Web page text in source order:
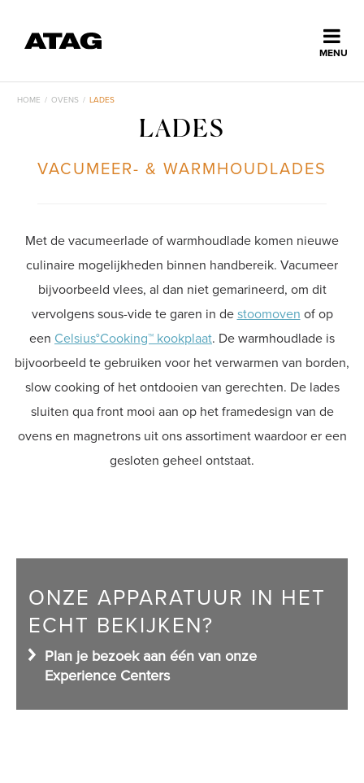
MENU
Ontdek ATAG
Inspiratie
Service
Shop
HOME / OVENS / LADES
LADES
VACUMEER- & WARMHOUDLADES
Met de vacumeerlade of warmhoudlade komen nieuwe
culinaire mogelijkheden binnen handbereik. Vacumeer
bijvoorbeeld vlees, al dan niet gemarineerd, om dit
vervolgens sous-vide te garen in de stoomoven of op
een Celsius°Cooking™ kookplaat. De warmhoudlade is
bijvoorbeeld te gebruiken voor het verwarmen van borden,
slow cooking of het ontdooien van gerechten. De lades
sluiten qua front mooi aan op het framedesign van de
ovens en magnetrons uit ons assortiment waardoor er een
gesloten geheel ontstaat.
ONZE APPARATUUR IN HET
ECHT BEKIJKEN?
Plan je bezoek aan één van onze
Experience Centers